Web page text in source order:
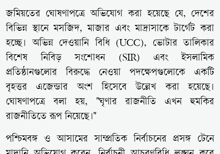
জমিয়তের ঘোষণাপত্রে অভিযোগ করা হয়েছে যে, দেশের
বিভিন্ন স্থানে মসজিদ, মাজার এবং মাদ্রাসাকে টার্গেট করা
হচ্ছে। অভিন্ন দেওয়ানি বিধি (UCC), ভোটার তালিকার
বিশেষ নিবিড় সংশোধন (SIR) এবং ইসলামিক
প্রতিষ্ঠানগুলোর বিরুদ্ধে নেওয়া পদক্ষেপগুলোকে একটি
বৃহত্তর এজেন্ডার অংশ হিসেবে উল্লেখ করা হয়েছে।
ঘোষণাপত্রে বলা হয়, "ঘৃণার রাজনীতি এখন হুমকির
রাজনীতিতে রূপ নিয়েছে।"
পশ্চিমবঙ্গ ও আসামের সাম্প্রতিক নির্বাচনের প্রসঙ্গ টেনে